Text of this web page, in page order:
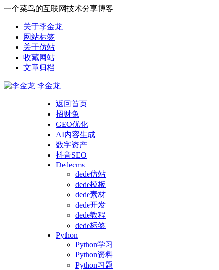
一个菜鸟的互联网技术分享博客
关于李金龙
网站标签
关于仿站
收藏网站
文章归档
李金龙
返回首页
招财兔
GEO优化
AI内容生成
数字资产
抖音SEO
Dedecms
dede仿站
dede模板
dede素材
dede开发
dede教程
dede标签
Python
Python学习
Python资料
Python习题